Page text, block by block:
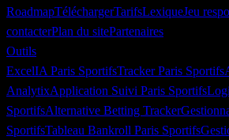
RoadmapTéléchargerTarifsLexiqueJeu
contacterPlan du sitePartenaires
Outils
ExcelIA Paris SportifsTracker Paris Sportifs
AnalytixApplication Suivi Paris Sportifs
SportifsAlternative Betting Tracker
SportifsTableau Bankroll Paris Sportifs